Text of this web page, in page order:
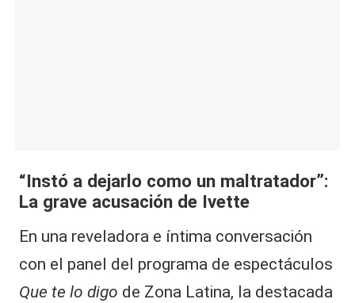
“Instó a dejarlo como un maltratador”:
La grave acusación de Ivette
En una reveladora e íntima conversación
con el panel del programa de espectáculos
Que te lo digo de Zona Latina, la destacada